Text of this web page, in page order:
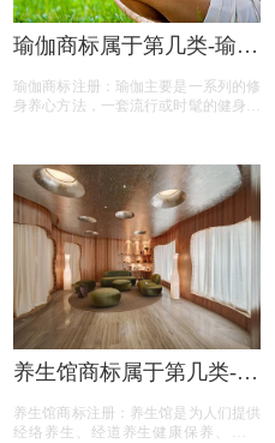
瑜伽商标属于第几类-瑜伽
「商标分类」
瑜伽商标注册：瑜伽主要是一系列的修
身养心方法，一套流行或时髦的健身运
产权局商标局的商标分类查询得知，瑜
伽商标商标建议注册第41、28、27、25
类别商标。
养生馆商标属于第几类-养
类？「商标分类」
养生馆商标注册：养生馆是为人们提供
经络养生、经道养生健康保养、香熏